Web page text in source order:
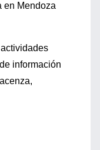
en Mendoza
información